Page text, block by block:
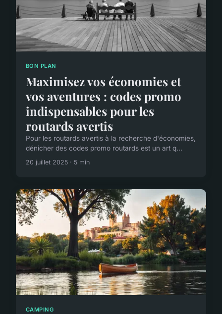
BON PLAN
Maximisez vos économies et
vos aventures : codes promo
indispensables pour les
routards avertis
Pour les routards avertis à la recherche d'économies,
dénicher des codes promo routards est un art q...
20 juillet 2025 · 5 min
CAMPING